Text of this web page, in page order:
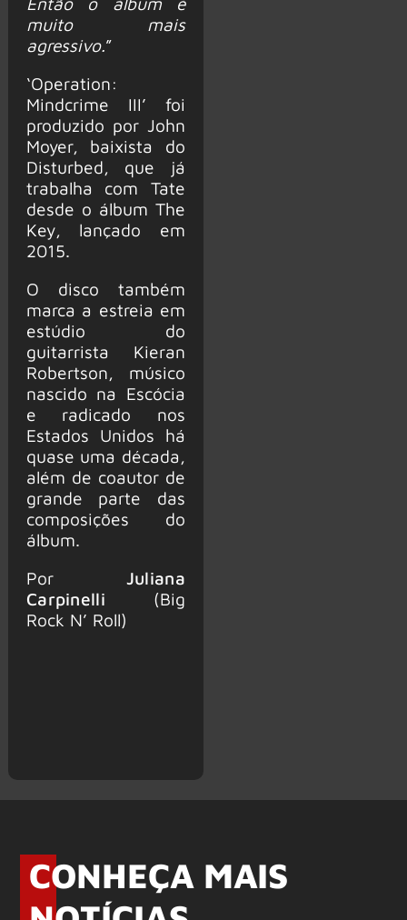
muito mais
agressivo.”
‘Operation:
Mindcrime III’ foi
produzido por John
Moyer, baixista do
Disturbed, que já
trabalha com Tate
desde o álbum The
Key, lançado em
2015.
O disco também
marca a estreia em
estúdio do
guitarrista Kieran
Robertson, músico
nascido na Escócia
e radicado nos
Estados Unidos há
quase uma década,
além de coautor de
grande parte das
composições do
álbum.
Por Juliana
Carpinelli (Big
Rock N’ Roll)
CONHEÇA MAIS